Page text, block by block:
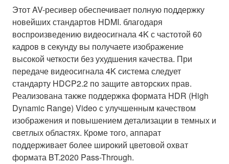
Этот AV-ресивер обеспечивает полную поддержку
новейших стандартов HDMI. благодаря
воспроизведению видеосигнала 4K с частотой 60
кадров в секунду вы получаете изображение
высокой четкости без ухудшения качества. При
передаче видеосигнала 4K система следует
стандарту HDCP2.2 по защите авторских прав.
Реализована также поддержка формата HDR (High
Dynamic Range) Video с улучшенным качеством
изображения и повышением детализации в темных и
светлых областях. Кроме того, аппарат
поддерживает более широкий цветовой охват
формата BT.2020 Pass-Through.